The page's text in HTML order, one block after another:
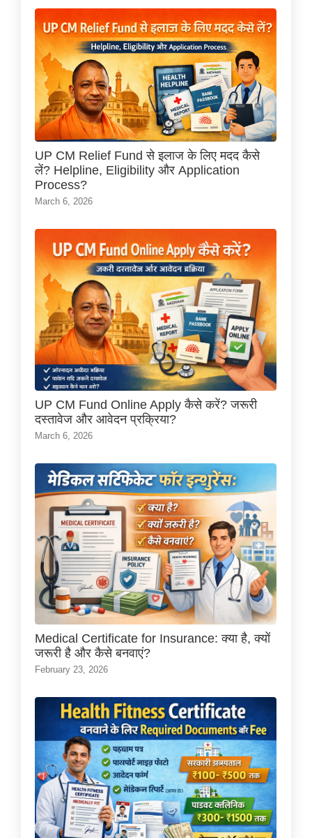
UP CM Relief Fund से इलाज के लिए मदद कैसे
लें? Helpline, Eligibility और Application
Process?
March 6, 2026
UP CM Fund Online Apply कैसे करें? जरूरी
दस्तावेज और आवेदन प्रक्रिया?
March 6, 2026
Medical Certificate for Insurance: क्या है, क्यों
जरूरी है और कैसे बनवाएं?
February 23, 2026